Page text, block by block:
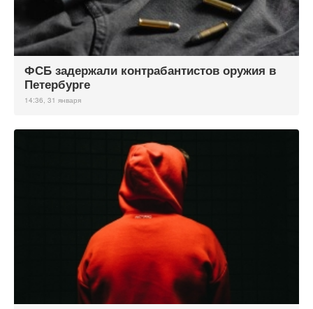
ФСБ задержали контрабантистов оружия в
Петербурге
14:36, 31 января